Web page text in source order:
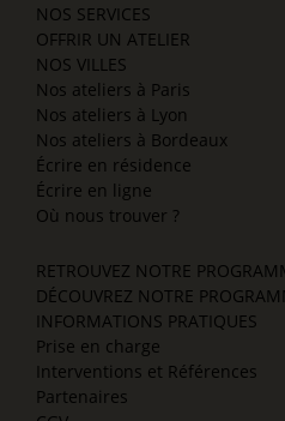
NOS SERVICES
OFFRIR UN ATELIER
NOS VILLES
Nos ateliers à Paris
Nos ateliers à Lyon
Nos ateliers à Bordeaux
Écrire en résidence
Écrire en ligne
Où nous trouver ?
RETROUVEZ NOTRE
DÉCOUVREZ NOTRE
INFORMATIONS PRATIQUES
Prise en charge
Interventions et Références
Partenaires